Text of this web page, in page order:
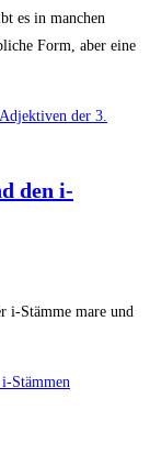
es in manchen
Form, aber eine
der 3.
den i-
i-Stämme mare und
Stämmen